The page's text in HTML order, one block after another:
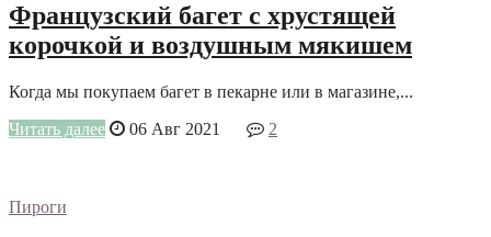
Французский багет с хрустящей
корочкой и воздушным мякишем
Когда мы покупаем багет в пекарне или в магазине,...
Читать далее
06 Авг 2021 2
Пироги